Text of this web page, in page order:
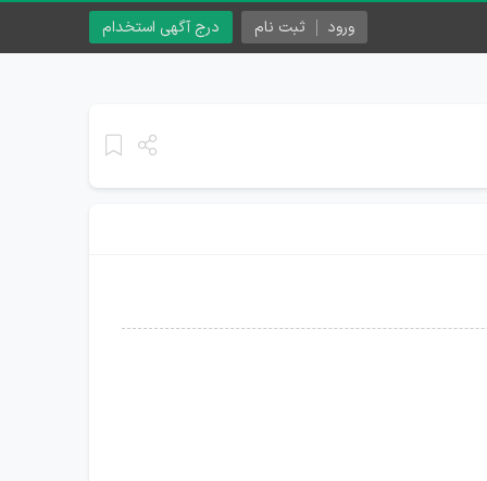
درج آگهی استخدام ورود ثبت نام